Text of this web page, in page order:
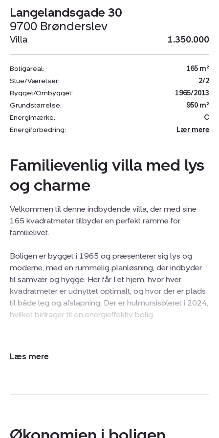
Langelandsgade 30
9700 Brønderslev
Villa 1.350.000
Boligareal:
165 m²
Stue/Værelser:
2/2
Bygget/Ombygget:
1965/2013
Grundstørrelse:
950 m²
Energimærke:
C
Energiforbedring:
Lær mere
Familievenlig villa med lys
og charme
Velkommen til denne indbydende villa, der med sine
165 kvadratmeter tilbyder en perfekt ramme for
familielivet.
Boligen er bygget i 1965 og præsenterer sig lys og
moderne, med en rummelig planløsning, der indbyder
til samvær og hygge. Her får I et hjem, hvor hver
kvadratmeter er udnyttet optimalt, og hvor der er plads
til både leg og afslapning. Der er hulmursisoleret i 2024,
hvilket bidrager til en energieffektiv bolig.
åbne forbindelse til udestuen skaber en harmonisk
Villaen rummer to velindrettede værelser, der kan
indrettet med stil og funktionalitet for øje og renoveret i